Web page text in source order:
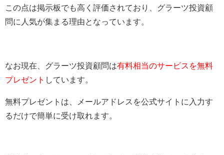
この点は掲示板でも高く評価されており、グラーツ投資顧
問に人気が集まる理由となっています。
なお現在、グラーツ投資顧問は有料相当のサービスを無料
プレゼント しています。
無料プレゼントは、メールアドレスを公式サイトに入力す
るだけで簡単に受け取れます。